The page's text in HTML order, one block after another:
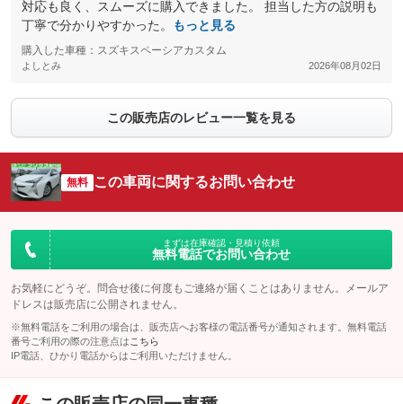
対応も良く、スムーズに購入できました。 担当した方の説明も
丁寧で分かりやすかった。
もっと見る
購入した車種：スズキスペーシアカスタム
よしとみ 2026年08月02日
この販売店のレビュー一覧を見る
無料 この車両に関するお問い合わせ
まずは在庫確認・見積り依頼
無料電話でお問い合わせ
お気軽にどうぞ。問合せ後に何度もご連絡が届くことはありません。メールア
ドレスは販売店に公開されません。
※無料電話をご利用の場合は、販売店へお客様の電話番号が通知されます。無料電話
番号ご利用の際の注意点は こちら
IP電話、ひかり電話からはご利用いただけません。